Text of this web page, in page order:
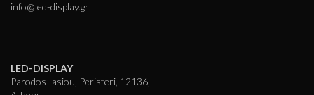
info@led-display.gr
LED-DISPLAY
Parodos Iasiou, Peristeri, 12136,